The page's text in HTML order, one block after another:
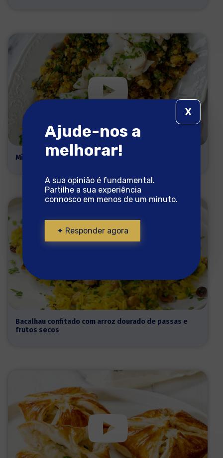
Migas de Grão e Bacalhau
Bacalhau confitado com arroz dourado de passas e
frutos secos
Ajude-nos a
melhorar!
A sua opinião é fundamental.
Partilhe a sua experiência
connosco em menos de um minuto.
✦ Responder agora
X